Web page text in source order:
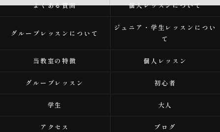
よくある質問 個人レッスンについて
グループレッスンについて
ジュニア・学生レッスンについ
て
当教室の特徴 個人レッスン
グループレッスン 初心者
学生 大人
アクセス ブログ